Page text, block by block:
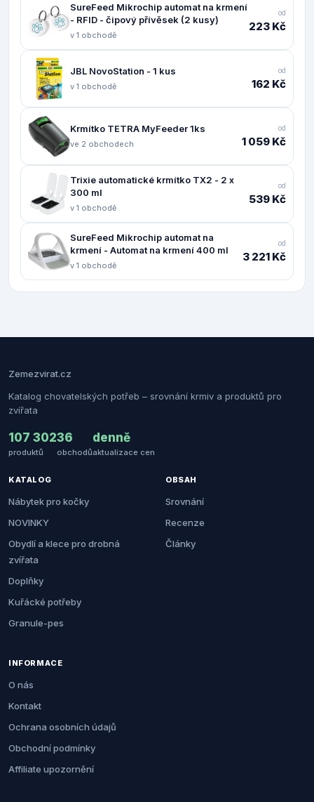
SureFeed Mikrochip automat na krmení
- RFID - čipový přívěsek (2 kusy)
v 1 obchodě
od
223 Kč
JBL NovoStation - 1 kus
v 1 obchodě
od
162 Kč
Krmítko TETRA MyFeeder 1ks
ve 2 obchodech
od
1 059 Kč
Trixie automatické krmítko TX2 - 2 x
300 ml
v 1 obchodě
od
539 Kč
SureFeed Mikrochip automat na
krmení - Automat na krmení 400 ml
v 1 obchodě
od
3 221 Kč
Zemezvirat.cz
Katalog chovatelských potřeb – srovnání krmiv a produktů pro
zvířata
107 302
produktů
36
obchodů
denně
aktualizace cen
KATALOG
Nábytek pro kočky
NOVINKY
Obydlí a klece pro drobná
zvířata
Doplňky
Kuřácké potřeby
Granule-pes
OBSAH
Srovnání
Recenze
Články
INFORMACE
O nás
Kontakt
Ochrana osobních údajů
Obchodní podmínky
Affiliate upozornění